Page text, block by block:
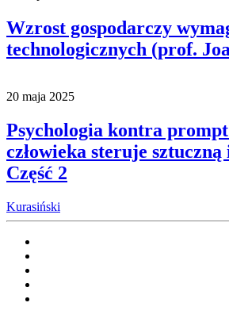
Wzrost gospodarczy
technologicznych (prof.
20 maja 2025
Psychologia kontra
człowieka steruje
Część 2
Kurasiński